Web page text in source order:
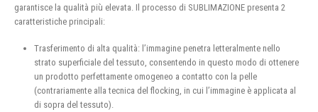
garantisce la qualità più elevata. Il processo di SUBLIMAZIONE presenta 2
caratteristiche principali:
Trasferimento di alta qualità: l’immagine penetra letteralmente nello
strato superficiale del tessuto, consentendo in questo modo di ottenere
un prodotto perfettamente omogeneo a contatto con la pelle
(contrariamente alla tecnica del flocking, in cui l’immagine è applicata al
di sopra del tessuto).